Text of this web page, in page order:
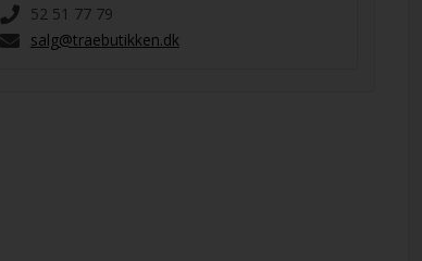
52 51 77 79
salg@traebutikken.dk